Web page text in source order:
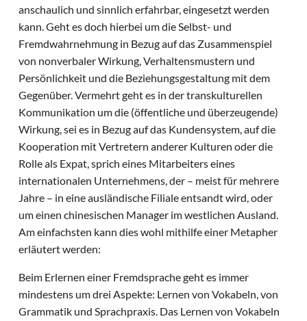
anschaulich und sinnlich erfahrbar, eingesetzt werden
kann. Geht es doch hierbei um die Selbst- und
Fremdwahrnehmung in Bezug auf das Zusammenspiel
von nonverbaler Wirkung, Verhaltensmustern und
Persönlichkeit und die Beziehungsgestaltung mit dem
Gegenüber. Vermehrt geht es in der transkulturellen
Kommunikation um die (öffentliche und überzeugende)
Wirkung, sei es in Bezug auf das Kundensystem, auf die
Kooperation mit Vertretern anderer Kulturen oder die
Rolle als Expat, sprich eines Mitarbeiters eines
internationalen Unternehmens, der – meist für mehrere
Jahre – in eine ausländische Filiale entsandt wird, oder
um einen chinesischen Manager im westlichen Ausland.
Am einfachsten kann dies wohl mithilfe einer Metapher
erläutert werden:
Beim Erlernen einer Fremdsprache geht es immer
mindestens um drei Aspekte: Lernen von Vokabeln, von
Grammatik und Sprachpraxis. Das Lernen von Vokabeln